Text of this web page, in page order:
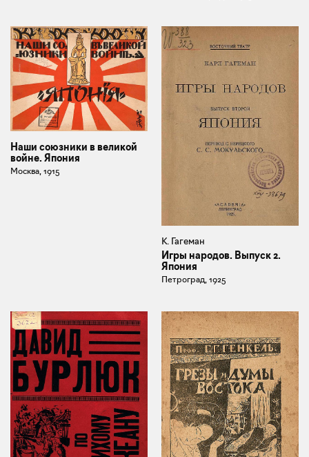
Наши союзники в великой
войне. Япония
Москва, 1915
К. Гагеман
Игры народов. Выпуск 2.
Япония
Петроград, 1925